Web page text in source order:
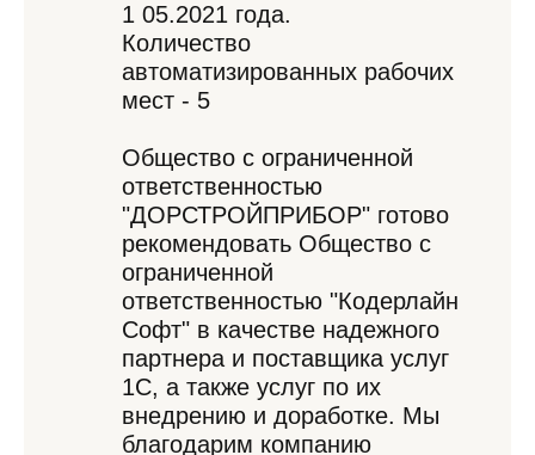
1 05.2021 года.
Количество
автоматизированных рабочих
мест - 5
Общество с ограниченной
ответственностью
"ДОРСТРОЙПРИБОР" готово
рекомендовать Общество с
ограниченной
ответственностью "Кодерлайн
Софт" в качестве надежного
партнера и поставщика услуг
1С, а также услуг по их
внедрению и доработке. Мы
благодарим компанию